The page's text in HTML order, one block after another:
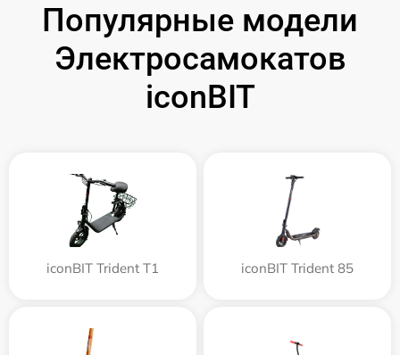
Популярные модели
Электросамокатов
iconBIT
iconBIT Trident T1 iconBIT Trident 85